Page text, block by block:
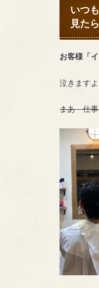
いつ
見たら
お客様「
泣きます
まあ 仕事